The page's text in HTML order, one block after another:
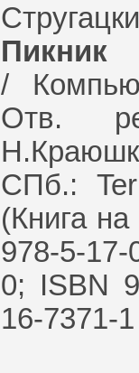
Пикник
/
Отв.
СПб.:
(Книга
978-5-
0; ISBN
16-7371-1